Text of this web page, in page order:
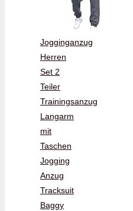
Jogginganzug
Herren
Set 2
Teiler
Trainingsanzug
Langarm
mit
Taschen
Jogging
Anzug
Tracksuit
Baggy